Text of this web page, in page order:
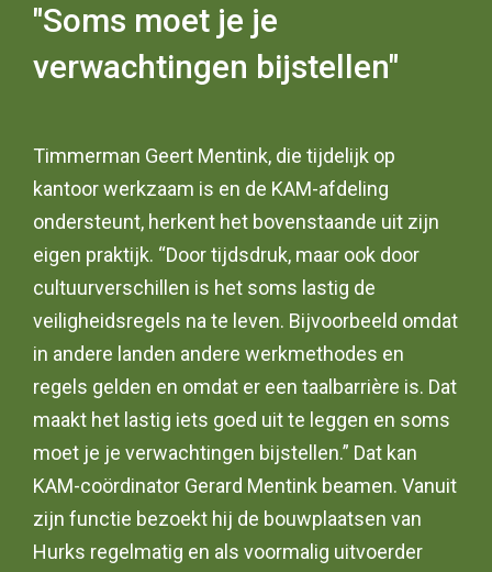
"Soms moet je je
verwachtingen bijstellen"
Timmerman Geert Mentink, die tijdelijk op
kantoor werkzaam is en de KAM-afdeling
ondersteunt, herkent het bovenstaande uit zijn
eigen praktijk. “Door tijdsdruk, maar ook door
cultuurverschillen is het soms lastig de
veiligheidsregels na te leven. Bijvoorbeeld omdat
in andere landen andere werkmethodes en
regels gelden en omdat er een taalbarrière is. Dat
maakt het lastig iets goed uit te leggen en soms
moet je je verwachtingen bijstellen.” Dat kan
KAM-coördinator Gerard Mentink beamen. Vanuit
zijn functie bezoekt hij de bouwplaatsen van
Hurks regelmatig en als voormalig uitvoerder